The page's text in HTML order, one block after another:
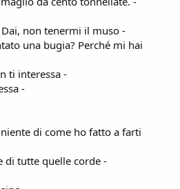
non tenermi il muso -
una bugia? Perché mi hai
ti interessa -
-
niente di come ho fatto a farti
di tutte quelle corde -